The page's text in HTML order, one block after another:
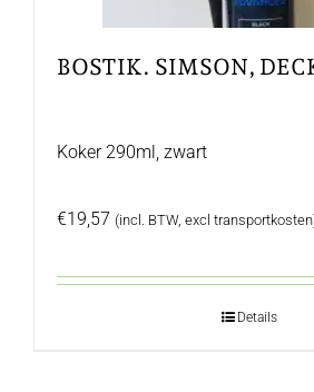
BOSTIK. SIMSON,
Koker 290ml, zwart
€19,57 (incl. BTW, excl
Details